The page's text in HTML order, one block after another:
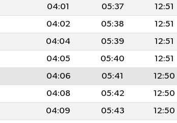
04:01 05:37 12:51
04:02 05:38 12:51
04:04 05:39 12:51
04:05 05:40 12:51
04:06 05:41 12:50
04:08 05:42 12:50
04:09 05:43 12:50